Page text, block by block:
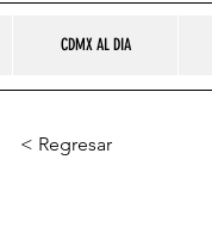
CDMX AL DIA
< Regresar